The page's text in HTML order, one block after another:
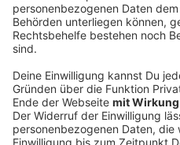
Linie C13 (s.o.), da die alle
(Bustreff) durch den Zug
Rückfahrt vom Bustreff
Je nachdem, wie lange der
wird und der Europaplatz
Zugweges durch die